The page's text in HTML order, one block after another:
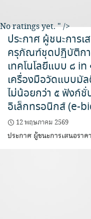
No ratings yet." />
ประกาศ ผู้ชนะการเ
ครุภัณฑ์ชุดปฏิบัติกา
เทคโนโลยีแบบ ๘
เครื่องมือวัดแบบมั
ไม่น้อยกว่า ๕ ฟังก์ชั่
อิเล็กทรอนิกส์ (e-
12 พฤษภาคม 2569
ประกาศ ผู้ชนะการเสนอร